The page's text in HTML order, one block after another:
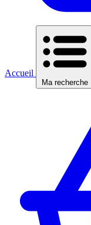
Accueil
Ma recherche